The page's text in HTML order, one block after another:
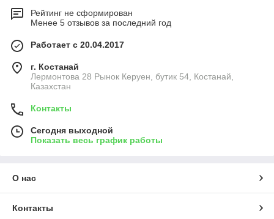
Рейтинг не сформирован
Менее 5 отзывов за последний год
Работает с 20.04.2017
г. Костанай
Лермонтова 28 Рынок Керуен, бутик 54, Костанай,
Казахстан
Контакты
Сегодня выходной
Показать весь график работы
О нас
Контакты